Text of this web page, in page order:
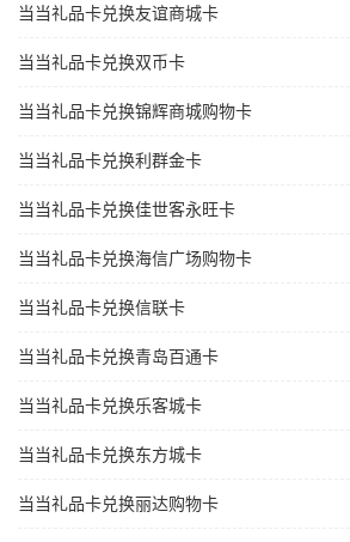
当当礼品卡兑换友谊商城卡
当当礼品卡兑换双币卡
当当礼品卡兑换锦辉商城购物卡
当当礼品卡兑换利群金卡
当当礼品卡兑换佳世客永旺卡
当当礼品卡兑换海信广场购物卡
当当礼品卡兑换信联卡
当当礼品卡兑换青岛百通卡
当当礼品卡兑换乐客城卡
当当礼品卡兑换东方城卡
当当礼品卡兑换丽达购物卡